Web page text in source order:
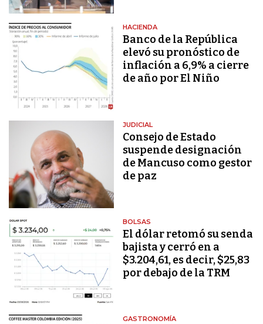
HACIENDA
Banco de la República
elevó su pronóstico de
inflación a 6,9% a cierre
de año por El Niño
JUDICIAL
Consejo de Estado
suspende designación
de Mancuso como gestor
de paz
BOLSAS
El dólar retomó su senda
bajista y cerró en a
$3.204,61, es decir, $25,83
por debajo de la TRM
GASTRONOMÍA